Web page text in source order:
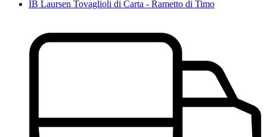
IB Laursen Tovaglioli di Carta - Rametto di Timo